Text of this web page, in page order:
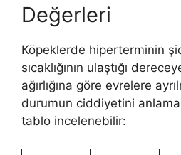
Değerleri
Köpeklerde hiperterminin
sıcaklığının ulaştığı
ağırlığına göre evrelere
durumun ciddiyetini
tablo incelenebilir: